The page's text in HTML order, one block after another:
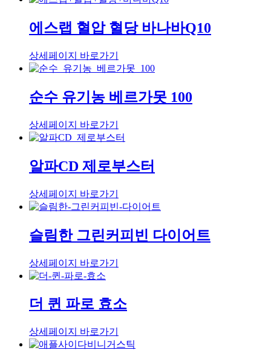
로
렬
에스랩 혈압 혈당 바나바Q10
상세페이지 바로가기
순수 유기농 베르가못 100
상세페이지 바로가기
알파CD 제로부스터
상세페이지 바로가기
슬림한 그린커피빈 다이어트
상세페이지 바로가기
더 퀸 파로 효소
상세페이지 바로가기